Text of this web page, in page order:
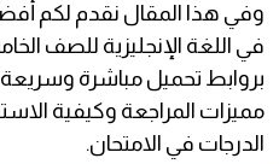
وفي هذا المقال نقدم لكم
بروابط تحميل مباشرة
مميزات المراجعة وكيفية
الدرجات في الامتحان.